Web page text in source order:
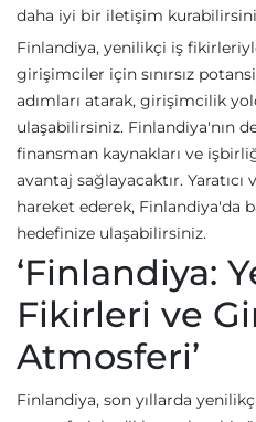
daha iyi bir iletişim
Finlandiya, yenilikçi iş
girişimciler için sınırsız
adımları atarak, girişimcilik
ulaşabilirsiniz. Finlandiya'nın
finansman kaynakları ve
avantaj sağlayacaktır.
hareket ederek, Finlandiya'da
hedefinize ulaşabilirsiniz.
‘Finlandiya:
Fikirleri ve
Atmosferi’
Finlandiya, son yıllarda